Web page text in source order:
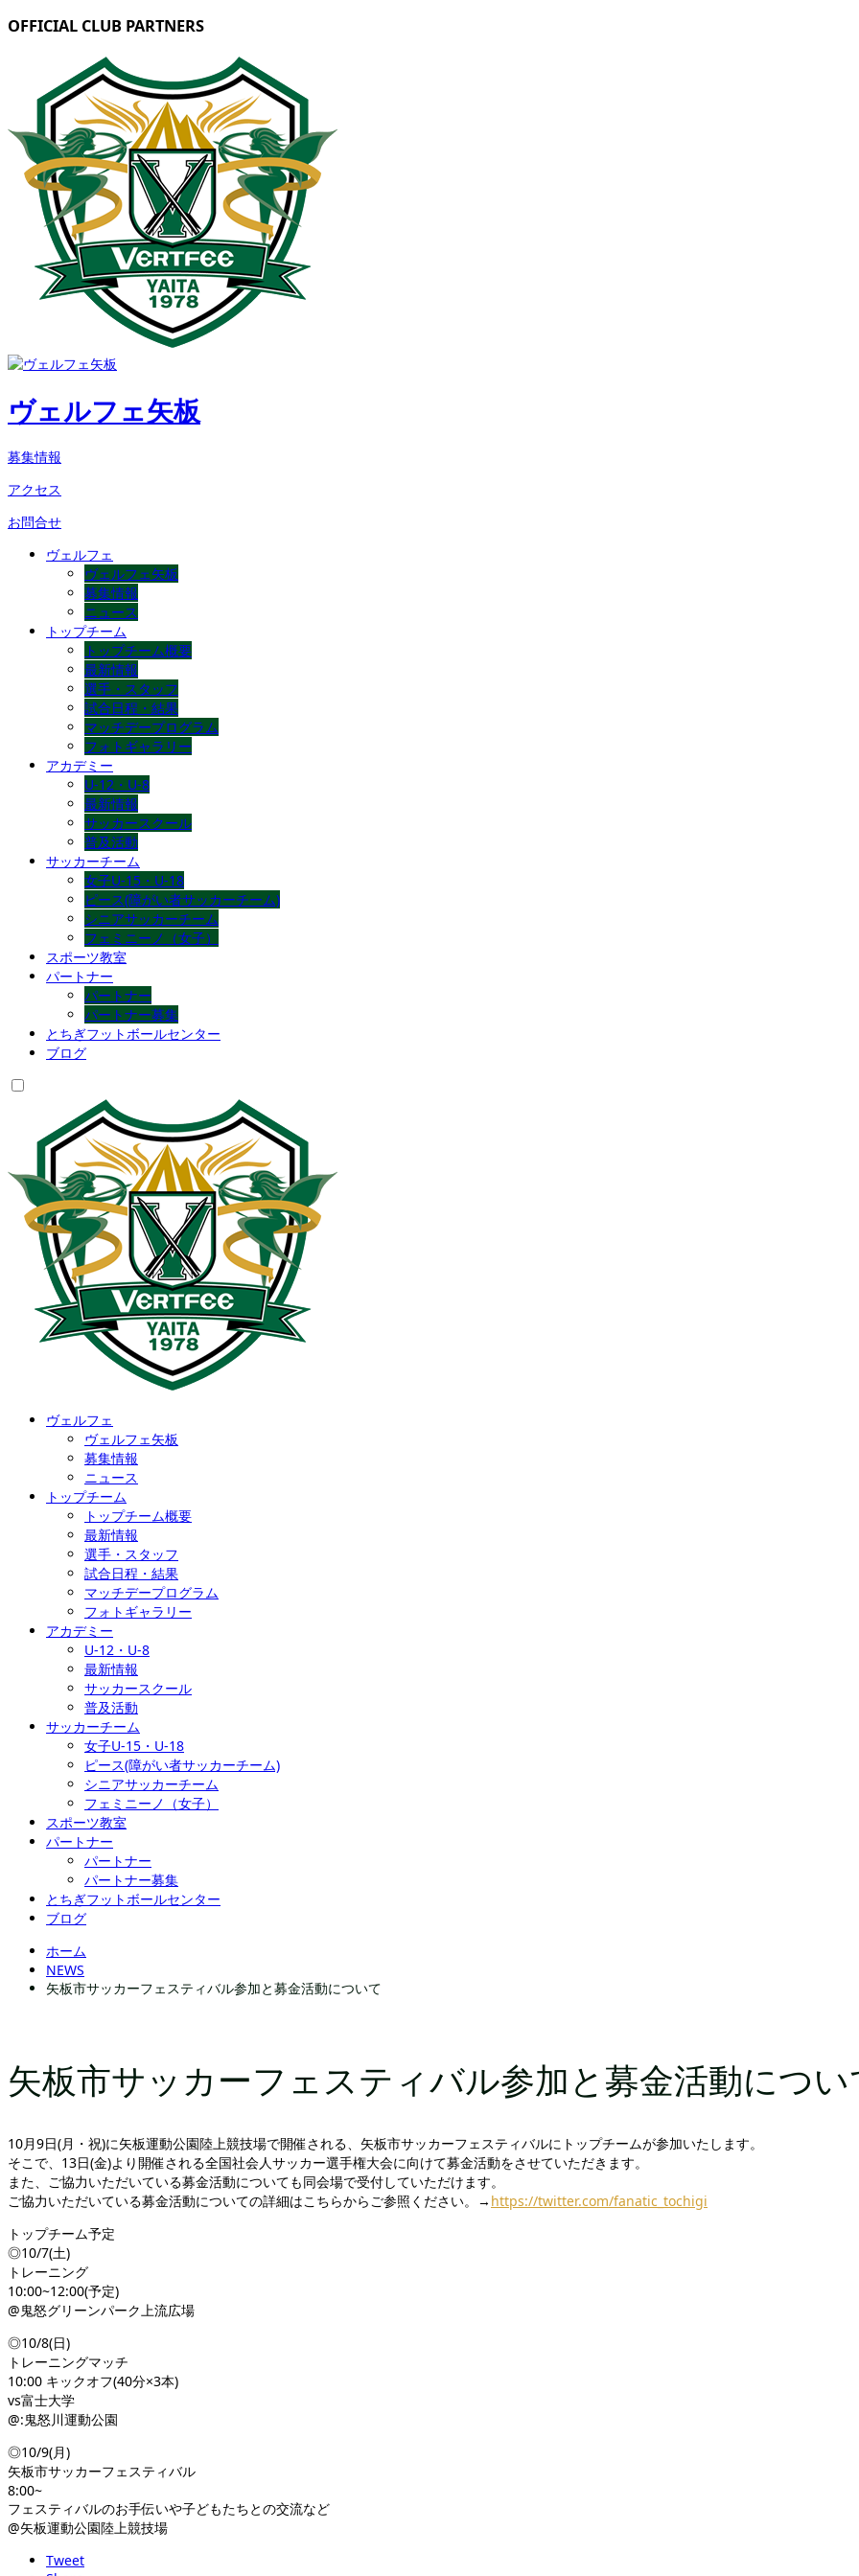
OFFICIAL CLUB PARTNERS
ヴェルフェ矢板
募集情報
アクセス
お問合せ
ヴェルフェ
ヴェルフェ矢板
募集情報
ニュース
トップチーム
トップチーム概要
最新情報
選手・スタッフ
試合日程・結果
マッチデープログラム
フォトギャラリー
アカデミー
U-12・U-8
最新情報
サッカースクール
普及活動
サッカーチーム
女子U-15・U-18
ピース(障がい者サッカーチーム)
シニアサッカーチーム
フェミニーノ（女子）
スポーツ教室
パートナー
パートナー
パートナー募集
とちぎフットボールセンター
ブログ
ヴェルフェ
ヴェルフェ矢板
募集情報
ニュース
トップチーム
トップチーム概要
最新情報
選手・スタッフ
試合日程・結果
マッチデープログラム
フォトギャラリー
アカデミー
U-12・U-8
最新情報
サッカースクール
普及活動
サッカーチーム
女子U-15・U-18
ピース(障がい者サッカーチーム)
シニアサッカーチーム
フェミニーノ（女子）
スポーツ教室
パートナー
パートナー
パートナー募集
とちぎフットボールセンター
ブログ
ホーム
NEWS
矢板市サッカーフェスティバル参加と募金活動について
矢板市サッカーフェスティバル参加と募金活動につい
10月9日(月・祝)に矢板運動公園陸上競技場で開催される、矢板市サッカーフェスティバルにトップチームが参加いたします。
そこで、13日(金)より開催される全国社会人サッカー選手権大会に向けて募金活動をさせていただきます。
また、ご協力いただいている募金活動についても同会場で受付していただけます。
ご協力いただいている募金活動についての詳細はこちらからご参照ください。→ https://twitter.com/fanatic_tochigi
トップチーム予定
◎10/7(土)
トレーニング
10:00~12:00(予定)
@鬼怒グリーンパーク上流広場
◎10/8(日)
トレーニングマッチ
10:00 キックオフ(40分×3本)
vs富士大学
@:鬼怒川運動公園
◎10/9(月)
矢板市サッカーフェスティバル
8:00~
フェスティバルのお手伝いや子どもたちとの交流など
@矢板運動公園陸上競技場
Tweet